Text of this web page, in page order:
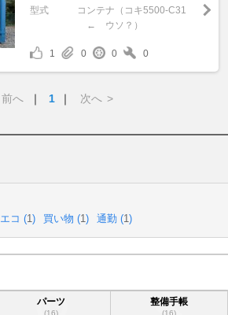
型式
コンテナ（コキ5500-C31
← ウソ？）
1 0 0 0
前へ ｜ 1 ｜ 次へ >
エコ (1 ) 買い物 (1 ) 通勤 (1 )
パーツ
(16)
整備手帳
(16)